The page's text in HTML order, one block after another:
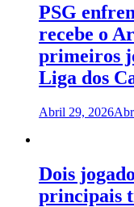
PSG
recebe o
primeiros
Liga dos
Abril 29, 2026
Dois
principais